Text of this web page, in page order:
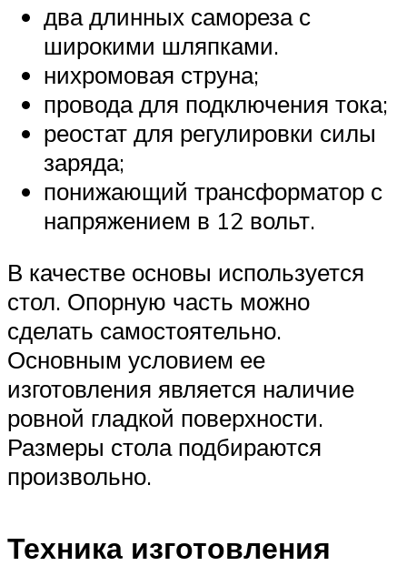
два длинных самореза с
широкими шляпками.
нихромовая струна;
провода для подключения тока;
реостат для регулировки силы
заряда;
понижающий трансформатор с
напряжением в 12 вольт.
В качестве основы используется
стол. Опорную часть можно
сделать самостоятельно.
Основным условием ее
изготовления является наличие
ровной гладкой поверхности.
Размеры стола подбираются
произвольно.
Техника изготовления